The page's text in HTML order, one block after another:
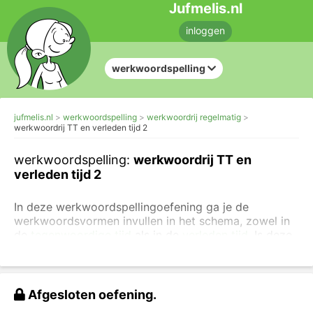
Jufmelis.nl
inloggen
werkwoordspelling
jufmelis.nl werkwoordspelling
werkwoordrij regelmatig
werkwoordrij TT en verleden tijd 2
werkwoordspelling: werkwoordrij TT en
verleden tijd 2
In deze werkwoordspellingoefening ga je de
werkwoordsvormen invullen in het schema, zowel in
oefeningen over de werkwoordspelling.
Vul de juiste vorm van het werkwoord in.
Afgesloten oefening.